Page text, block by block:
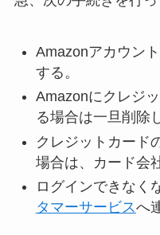
Amazonアカウン
する。
Amazonにクレジ
る場合は一旦削除
クレジットカード
場合は、カード会
ログインできなく
タマーサービスへ